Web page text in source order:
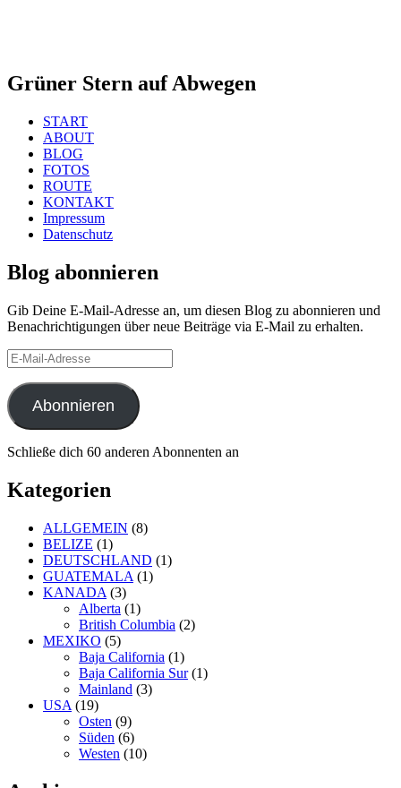
Grüner Stern auf Abwegen
START
ABOUT
BLOG
FOTOS
ROUTE
KONTAKT
Impressum
Datenschutz
Blog abonnieren
Gib Deine E-Mail-Adresse an, um diesen Blog zu abonnieren und
Benachrichtigungen über neue Beiträge via E-Mail zu erhalten.
E-
Mail-
Adresse
Abonnieren
Schließe dich 60 anderen Abonnenten an
Kategorien
ALLGEMEIN (8)
BELIZE (1)
DEUTSCHLAND (1)
GUATEMALA (1)
KANADA (3)
Alberta (1)
British Columbia (2)
MEXIKO (5)
Baja California (1)
Baja California Sur(1)
Mainland (3)
USA (19)
Osten (9)
Süden (6)
Westen (10)